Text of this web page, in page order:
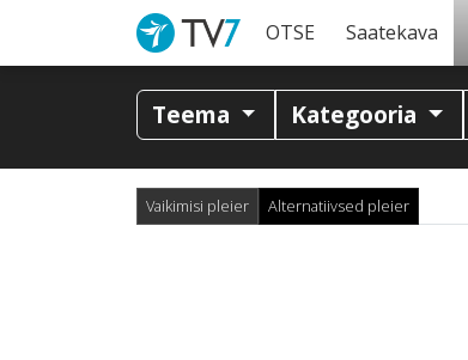
OTSE Saatekava
Teema Kategooria
Vaikimisi pleier Alternatiivsed pleier